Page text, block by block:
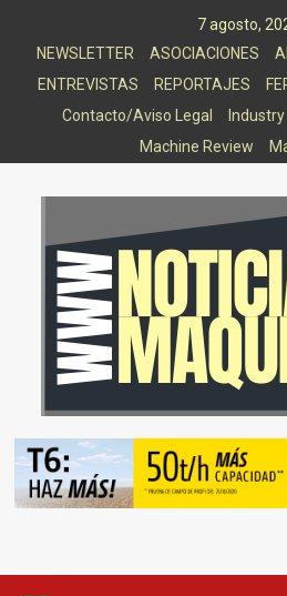
7 agosto,
NEWSLETTER
ASOCIACIONES
ENTREVISTAS
REPORTAJES
Contacto/Aviso Legal
Machine Review